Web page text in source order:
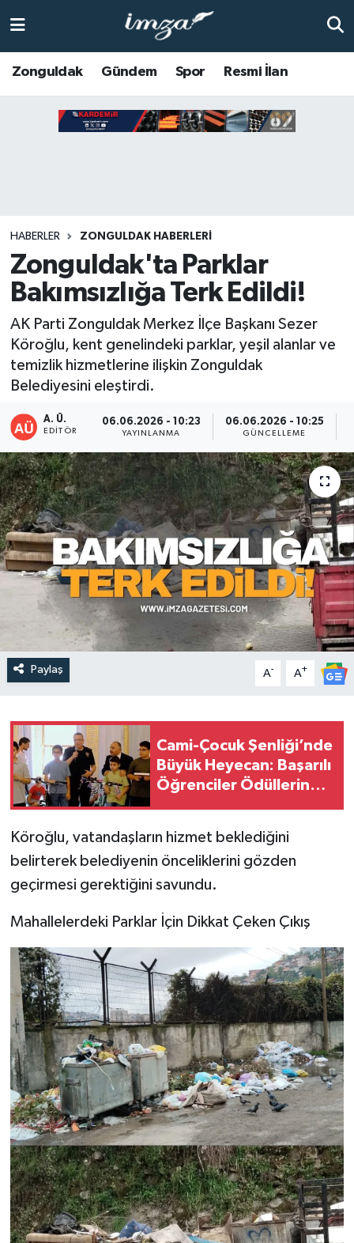
Zonguldak Gündem Spor Resmi İlan
HABERLER ZONGULDAK HABERLERI
Zonguldak'ta Parklar
Bakımsızlığa Terk Edildi!
AK Parti Zonguldak Merkez İlçe Başkanı Sezer
Köroğlu, kent genelindeki parklar, yeşil alanlar ve
temizlik hizmetlerine ilişkin Zonguldak
Belediyesini eleştirdi.
A. Ü.
EDITÖR
06.06.2026 - 10:23
YAYINLANMA
06.06.2026 - 10:25
GÜNCELLEME
Paylaş A- A+
Cami-Çocuk Şenliği’nde
Büyük Heyecan: Başarılı
Öğrenciler Ödüllerine
Köroğlu, vatandaşların hizmet beklediğini
belirterek belediyenin önceliklerini gözden
geçirmesi gerektiğini savundu.
Mahallelerdeki Parklar İçin Dikkat Çeken Çıkış
Anasayfa
BARTIN
BOLU
ÇAYCUMA
DEVREK
DÜZCE
EREĞLİ
GÖKÇEBEY
KARABÜK
KASTAMONU
Zonguldak Hava Durumu
Son Dakika Haberleri
Haber Arşivi